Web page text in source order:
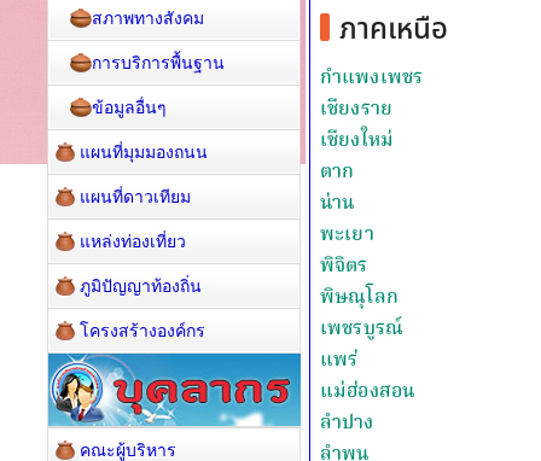
สภาพทางสังคม
การบริการพื้นฐาน
ข้อมูลอื่นๆ
แผนที่มุมมองถนน
แผนที่ดาวเทียม
แหล่งท่องเที่ยว
ภูมิปัญญาท้องถิ่น
โครงสร้างองค์กร
คณะผู้บริหาร